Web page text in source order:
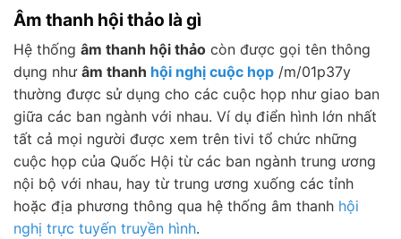
Âm thanh hội thảo là gì
Hệ thống âm thanh hội thảo còn được gọi tên thông
dụng như âm thanh hội nghị cuộc họp /m/01p37y
thường được sử dụng cho các cuộc họp như giao ban
giữa các ban ngành với nhau. Ví dụ điển hình lớn nhất
tất cả mọi người được xem trên tivi tổ chức những
cuộc họp của Quốc Hội từ các ban ngành trung ương
nội bộ với nhau, hay từ trung ương xuống các tỉnh
hoặc địa phương thông qua hệ thống âm thanh hội
nghị trực tuyến truyền hình.